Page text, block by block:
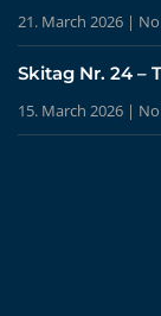
21. March 2026
Skitag Nr. 24 –
15. March 2026